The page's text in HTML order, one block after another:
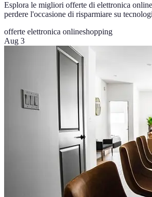
Esplora le migliori offerte di elettronica
perdere l'occasione di risparmiare su
offerte elettronica onlineshopping
Aug 3